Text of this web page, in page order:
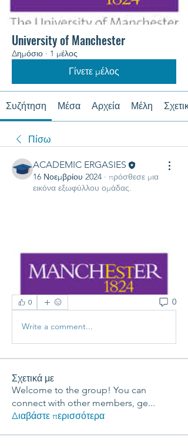
University of Manchester
Δημόσιο · 1 μέλος
Γίνετε μέλος
Συζήτηση Μέσα Αρχεία Μέλη
Πίσω
ACADEMIC ERGASIES
16 Νοεμβρίου 2024 · πρόσθεσε μια
εικόνα εξωφύλλου ομάδας.
0 0
Write a comment...
Σχετικά με
Welcome to the group! You can
connect with other members, ge...
Διαβάστε περισσότερα